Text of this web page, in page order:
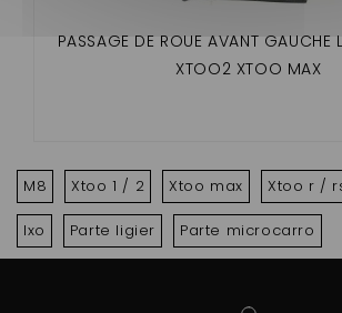
PASSAGE DE ROUE AVANT GAUCHE
XTOO2 XTOO MAX
M8 Xtoo 1 / 2 Xtoo max Xtoo r /
Ixo Parte ligier Parte microcarro